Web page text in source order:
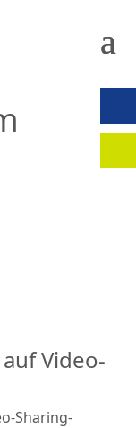
Video-
Sharing-